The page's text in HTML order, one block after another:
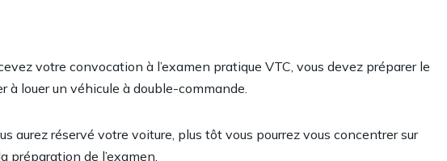
votre convocation à l’examen pratique VTC, vous devez préparer le
à louer un véhicule à double-commande.
aurez réservé votre voiture, plus tôt vous pourrez vous concentrer sur
préparation de l’examen.